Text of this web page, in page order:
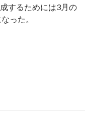
するためには3月の
った。
は明確にタカ派、3